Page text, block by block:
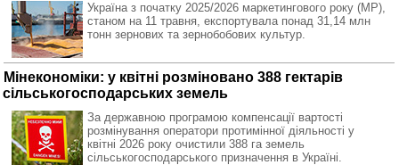
Україна з початку 2025/2026 маркетингового року (МР),
станом на 11 травня, експортувала понад 31,14 млн
тонн зернових та зернобобових культур.
Мінекономіки: у квітні розміновано 388 гектарів
сільськогосподарських земель
За державною програмою компенсації вартості
розмінування оператори протимінної діяльності у
квітні 2026 року очистили 388 га земель
сільськогосподарського призначення в Україні.